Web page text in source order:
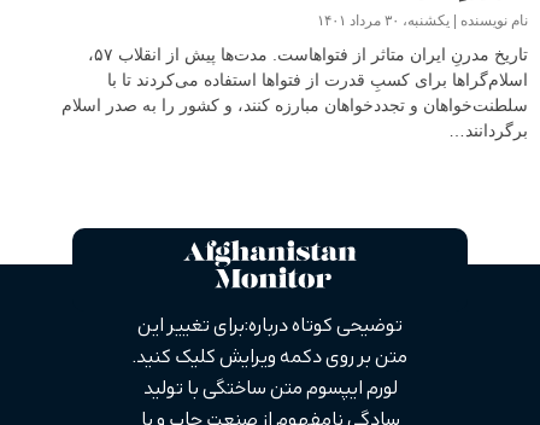
نام نویسنده یکشنبه، ۳۰ مرداد ۱۴۰۱
تاریخ مدرنِ ایران متاثر از فتواهاست. مدت‌ها پیش از انقلاب ۵۷،
اسلام‌گراها برای کسبِ قدرت از فتواها استفاده می‌کردند تا با
سلطنت‌خواهان و تجددخواهان مبارزه کنند، و کشور را به صدر اسلام
برگردانند…
توضیحی کوتاه درباره: برای تغییر این
متن بر روی دکمه ویرایش کلیک کنید.
لورم ایپسوم متن ساختگی با تولید